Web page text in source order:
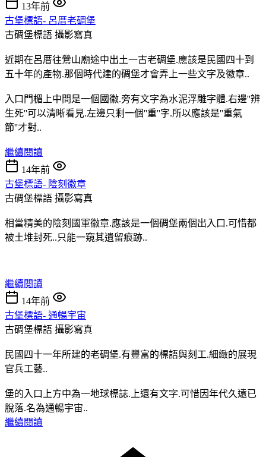
13年前
古堡標語- 呂厝老碉堡
古碉堡標語 攝影寫真
近期在呂厝往鶯山廟途中出土一古老碉堡.應該是民國四十到
五十年的產物.那個時代建的碉堡才會弄上一些文字及徽章..
入口門楣上中間是一個國徽.旁有文字為水泥浮雕字體.右邊''辨
生死''可以清晰看見.左邊只剩一個''重''字.所以應該是''重氣
節''才對..
繼續閱讀
14年前
古堡標語- 陰刻徽章
古碉堡標語 攝影寫真
相當精美的陰刻國軍徽章.應該是一個碉堡兩個出入口.可惜都
被土堆封死..只能一窺其遺留痕跡..
繼續閱讀
14年前
古堡標語- 通暢宇宙
古碉堡標語 攝影寫真
民國四十一年所建的老碉堡.有豐富的標語與刻工.細緻的展現
官兵工藝..
堡的入口上方中為一地球標誌.上還有文字.可惜因年代久遠已
脫落.名為通暢宇宙..
繼續閱讀